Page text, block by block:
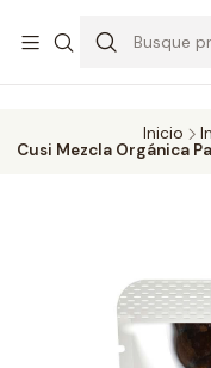
Feriado 21-05-2026
día solo área
Pedidos hasta 16 hrs.,
Inicio
Cusi Mezcla Orgánica